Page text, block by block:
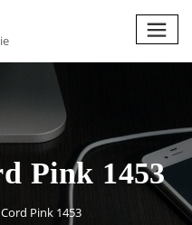
Pink 1453
Pink 1453